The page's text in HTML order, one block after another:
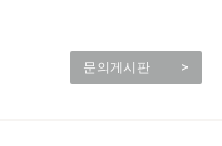
문의게시판 >